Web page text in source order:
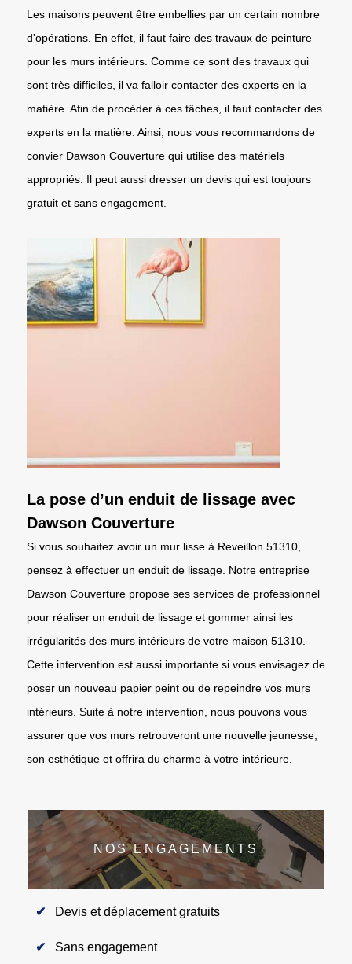
Les maisons peuvent être embellies par un certain nombre
d'opérations. En effet, il faut faire des travaux de peinture
pour les murs intérieurs. Comme ce sont des travaux qui
sont très difficiles, il va falloir contacter des experts en la
matière. Afin de procéder à ces tâches, il faut contacter des
experts en la matière. Ainsi, nous vous recommandons de
convier Dawson Couverture qui utilise des matériels
appropriés. Il peut aussi dresser un devis qui est toujours
gratuit et sans engagement.
La pose d’un enduit de lissage avec
Dawson Couverture
Si vous souhaitez avoir un mur lisse à Reveillon 51310,
pensez à effectuer un enduit de lissage. Notre entreprise
Dawson Couverture propose ses services de professionnel
pour réaliser un enduit de lissage et gommer ainsi les
irrégularités des murs intérieurs de votre maison 51310.
Cette intervention est aussi importante si vous envisagez de
poser un nouveau papier peint ou de repeindre vos murs
intérieurs. Suite à notre intervention, nous pouvons vous
assurer que vos murs retrouveront une nouvelle jeunesse,
son esthétique et offrira du charme à votre intérieure.
NOS ENGAGEMENTS
Devis et déplacement gratuits
Sans engagement